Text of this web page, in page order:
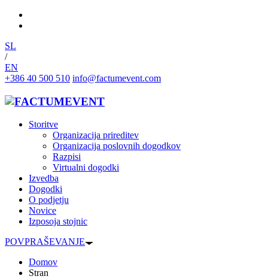
SL
/
EN
+386 40 500 510 info@factumevent.com
Storitve
Organizacija prireditev
Organizacija poslovnih dogodkov
Razpisi
Virtualni dogodki
Izvedba
Dogodki
O podjetju
Novice
Izposoja stojnic
POVPRAŠEVANJE
Domov
Stran